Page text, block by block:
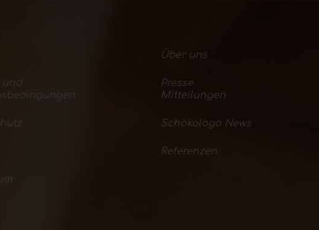
und
Über uns
Presse
Mitteilungen
Schokologo News
Referenzen